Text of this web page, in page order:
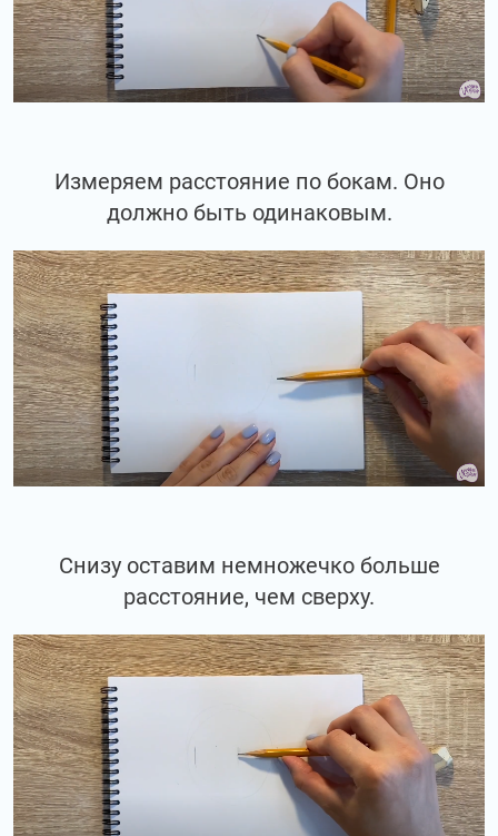
Измеряем расстояние по бокам. Оно
должно быть одинаковым.
Снизу оставим немножечко больше
расстояние, чем сверху.